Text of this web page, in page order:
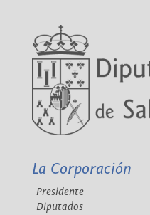
La Corporación
Presidente
Diputados